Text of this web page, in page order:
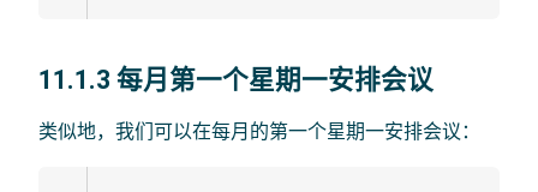
11.1.3 每月第一个星期一安排会议
类似地，我们可以在每月的第一个星期一安排会议：